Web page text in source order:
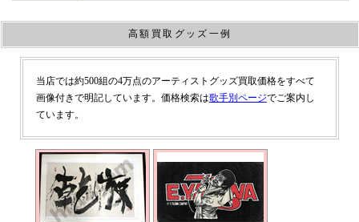
高額買取グッズ一例
当店では約500組の4万点のアーティストグッズ買取価格をすべて
画像付きで明記しています。価格検索は歌手別ページでご案内し
ています。